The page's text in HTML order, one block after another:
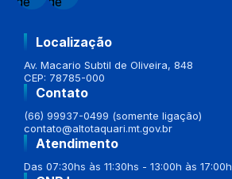
Localização
Av. Macario Subtil de Oliveira, 848
CEP: 78785-000
Contato
(66) 99937-0499 (somente ligação)
contato@altotaquari.mt.gov.br
Atendimento
Das 07:30hs às 11:30hs - 13:00h às 17:00h